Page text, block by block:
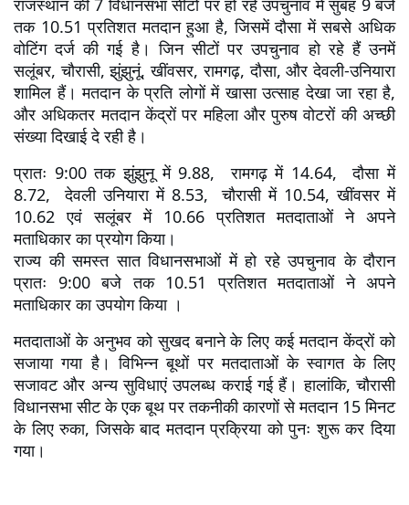
राजस्थान की 7 विधानसभा सीटों पर हो रहे उपचुनाव में सुबह 9 बजे
तक 10.51 प्रतिशत मतदान हुआ है, जिसमें दौसा में सबसे अधिक
वोटिंग दर्ज की गई है। जिन सीटों पर उपचुनाव हो रहे हैं उनमें
सलूंबर, चौरासी, झुंझुनूं, खींवसर, रामगढ़, दौसा, और देवली-उनियारा
शामिल हैं। मतदान के प्रति लोगों में खासा उत्साह देखा जा रहा है,
और अधिकतर मतदान केंद्रों पर महिला और पुरुष वोटरों की अच्छी
संख्या दिखाई दे रही है।
प्रातः 9:00 तक झुंझुनू में 9.88,  रामगढ़ में 14.64,  दौसा में
8.72,  देवली उनियारा में 8.53,  चौरासी में 10.54, खींवसर में
10.62 एवं सलूंबर में 10.66 प्रतिशत मतदाताओं ने अपने
मताधिकार का प्रयोग किया।
राज्य की समस्त सात विधानसभाओं में हो रहे उपचुनाव के दौरान
प्रातः 9:00 बजे तक 10.51 प्रतिशत मतदाताओं ने अपने
मताधिकार का उपयोग किया ।
मतदाताओं के अनुभव को सुखद बनाने के लिए कई मतदान केंद्रों को
सजाया गया है। विभिन्न बूथों पर मतदाताओं के स्वागत के लिए
सजावट और अन्य सुविधाएं उपलब्ध कराई गई हैं। हालांकि, चौरासी
विधानसभा सीट के एक बूथ पर तकनीकी कारणों से मतदान 15 मिनट
के लिए रुका, जिसके बाद मतदान प्रक्रिया को पुनः शुरू कर दिया
गया।